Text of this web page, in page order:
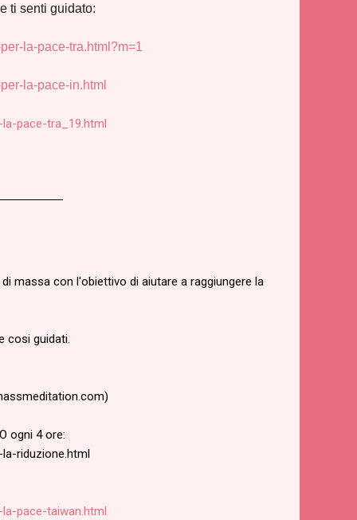
ti senti guidato:
la-pace-tra.html?m=1
la-pace-in.html
pace-tra_19.html
massa con l'obiettivo di aiutare a raggiungere la
cosi guidati.
ogni 4 ore:
riduzione.html
pace-taiwan.html